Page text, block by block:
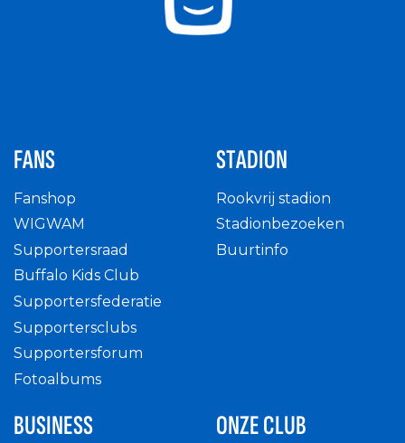
FANS
Fanshop
WIGWAM
Supportersraad
Buffalo Kids Club
Supportersfederatie
Supportersclubs
Supportersforum
Fotoalbums
STADION
Rookvrij stadion
Stadionbezoeken
Buurtinfo
BUSINESS ONZE CLUB